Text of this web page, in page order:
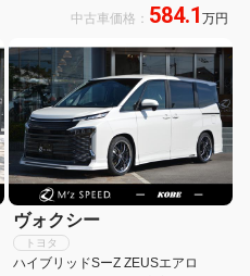
p(HIGH)・LEDヘッドランプ・
10.5DAプラス・PVM・ETC2.0・
TV・CD・DVD・BSM・TTM
中古車価格： 584.1 万円
ヴォクシー
トヨタ
ハイブリッドSーZ ZEUSエアロ